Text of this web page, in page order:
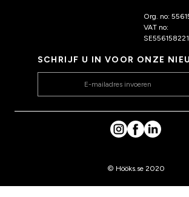
Org. no:
VAT no:
SCHRIJF U IN VOOR ONZE
© Hööks.se 2020